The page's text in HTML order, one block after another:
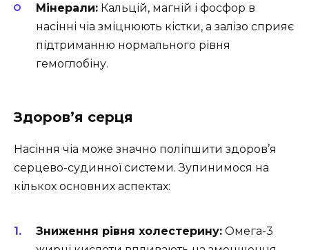
Мінерали: Кальцій, магній і фосфор в
насінні чіа зміцнюють кістки, а залізо сприяє
підтриманню нормального рівня
гемоглобіну.
Здоров’я серця
Насіння чіа може значно поліпшити здоров’я
серцево-судинної системи. Зупинимося на
кількох основних аспектах:
Зниження рівня холестерину: Омега-3